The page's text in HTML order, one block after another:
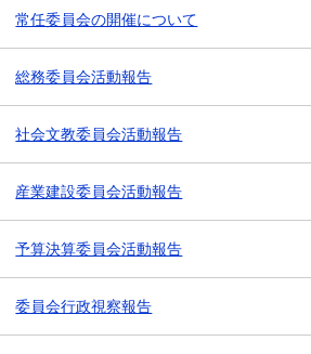
常任委員会の開催について
総務委員会活動報告
社会文教委員会活動報告
産業建設委員会活動報告
予算決算委員会活動報告
委員会行政視察報告